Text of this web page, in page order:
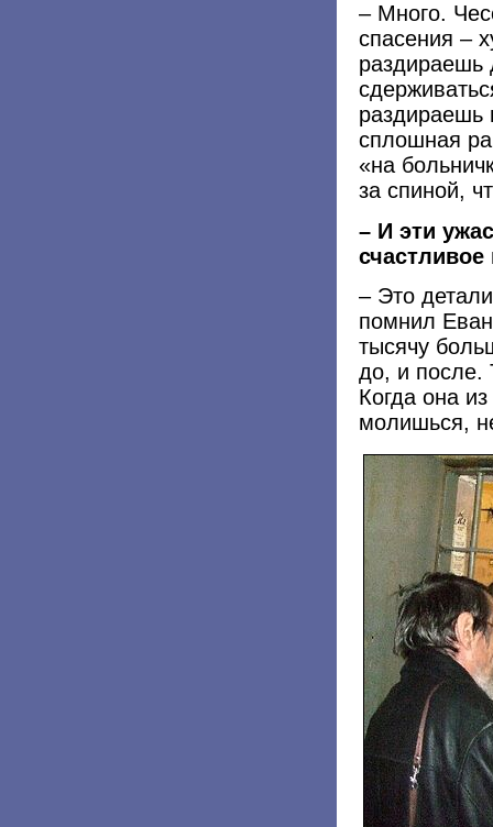
– Много.
спасения –
раздираешь
сплошная
«на
за спиной,
– И эти
– Это
помнил
тысячу
до, и после.
Когда она
молишься,